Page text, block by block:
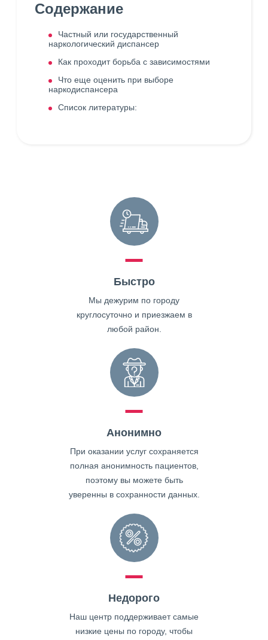
Содержание
Частный или государственный
наркологический диспансер
Как проходит борьба с зависимостями
Что еще оценить при выборе
наркодиспансера
Список литературы:
Быстро
Мы дежурим по городу
круглосуточно и приезжаем в
любой район.
Анонимно
При оказании услуг сохраняется
полная анонимность пациентов,
поэтому вы можете быть
уверенны в сохранности данных.
Недорого
Наш центр поддерживает самые
низкие цены по городу, чтобы